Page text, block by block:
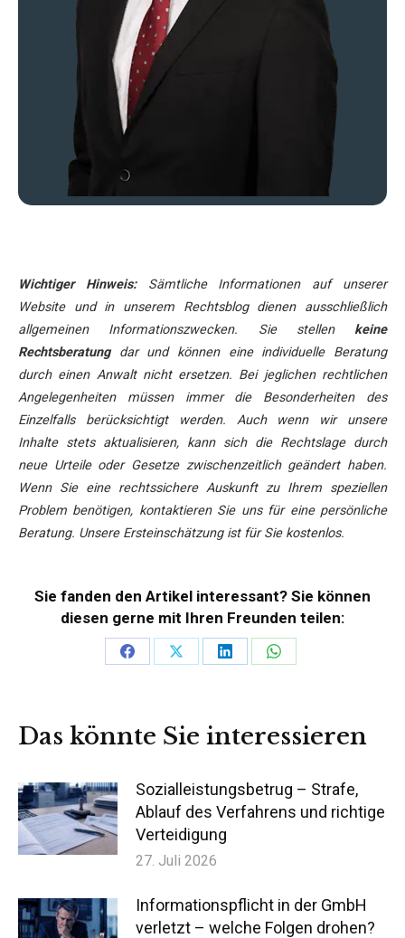
Wichtiger Hinweis:Sämtliche Informationen auf unserer
Website und in unserem Rechtsblog dienen ausschließlich
allgemeinen Informationszwecken. Sie stellen keine
Rechtsberatungdar und können eine individuelle Beratung
durch einen Anwalt nicht ersetzen. Bei jeglichen rechtlichen
Angelegenheiten müssen immer die Besonderheiten des
Einzelfalls berücksichtigt werden. Auch wenn wir unsere
Inhalte stets aktualisieren, kann sich die Rechtslage durch
neue Urteile oder Gesetze zwischenzeitlich geändert haben.
Wenn Sie eine rechtssichere Auskunft zu Ihrem speziellen
Problem benötigen, kontaktieren Sie uns für eine persönliche
Beratung. Unsere Ersteinschätzung ist für Sie kostenlos.
Sie fanden den Artikel interessant? Sie können
diesen gerne mit Ihren Freunden teilen:
Teilen
Teilen
Teilen
Teilen
Das könnte Sie interessieren
Sozialleistungsbetrug – Strafe,
Ablauf des Verfahrens und richtige
Verteidigung
27. Juli 2026
Informationspflicht in der GmbH
verletzt – welche Folgen drohen?